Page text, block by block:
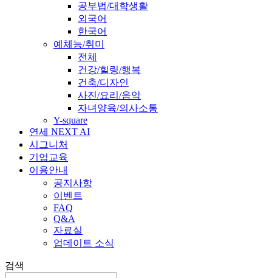
공부법/대학생활
외국어
한국어
예체능/취미
전체
건강/힐링/행복
건축/디자인
사진/요리/음악
자녀양육/의사소통
Y-square
연세 NEXT AI
시그니처
기업교육
이용안내
공지사항
이벤트
FAQ
Q&A
자료실
업데이트 소식
검색